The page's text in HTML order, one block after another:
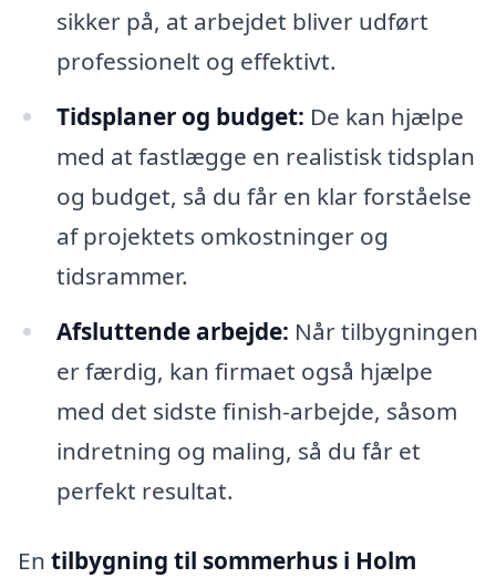
sikker på, at arbejdet bliver udført
professionelt og effektivt.
Tidsplaner og budget: De kan hjælpe
med at fastlægge en realistisk tidsplan
og budget, så du får en klar forståelse
af projektets omkostninger og
tidsrammer.
Afsluttende arbejde: Når tilbygningen
er færdig, kan firmaet også hjælpe
med det sidste finish-arbejde, såsom
indretning og maling, så du får et
perfekt resultat.
En tilbygning til sommerhus i Holm